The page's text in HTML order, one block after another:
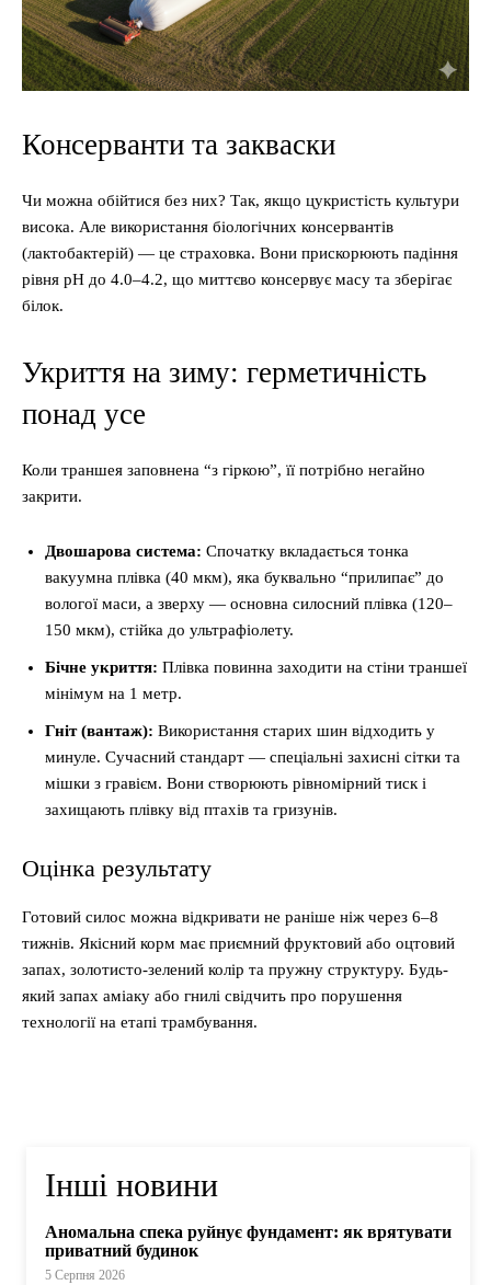
Консерванти та закваски
Чи можна обійтися без них? Так, якщо цукристість культури
висока. Але використання біологічних консервантів
(лактобактерій) — це страховка. Вони прискорюють падіння
рівня pH до 4.0–4.2, що миттєво консервує масу та зберігає
білок.
Укриття на зиму: герметичність
понад усе
Коли траншея заповнена “з гіркою”, її потрібно негайно
закрити.
Двошарова система: Спочатку вкладається тонка
вакуумна плівка (40 мкм), яка буквально “прилипає” до
вологої маси, а зверху — основна силосний плівка (120–
150 мкм), стійка до ультрафіолету.
Бічне укриття: Плівка повинна заходити на стіни траншеї
мінімум на 1 метр.
Гніт (вантаж): Використання старих шин відходить у
минуле. Сучасний стандарт — спеціальні захисні сітки та
мішки з гравієм. Вони створюють рівномірний тиск і
захищають плівку від птахів та гризунів.
Оцінка результату
Готовий силос можна відкривати не раніше ніж через 6–8
тижнів. Якісний корм має приємний фруктовий або оцтовий
запах, золотисто-зелений колір та пружну структуру. Будь-
який запах аміаку або гнилі свідчить про порушення
технології на етапі трамбування.
Інші новини
Аномальна спека руйнує фундамент: як врятувати
приватний будинок
5 Серпня 2026